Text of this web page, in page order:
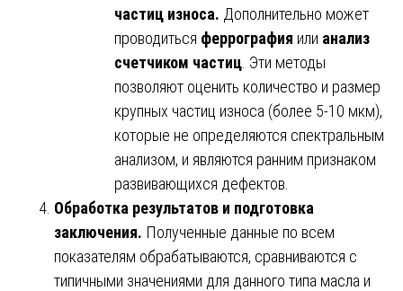
частиц износа. Дополнительно может
проводиться феррография или анализ
счетчиком частиц . Эти методы
позволяют оценить количество и размер
крупных частиц износа (более 5-10 мкм),
которые не определяются спектральным
анализом, и являются ранним признаком
развивающихся дефектов.
Обработка результатов и подготовка
заключения. Полученные данные по всем
показателям обрабатываются, сравниваются с
типичными значениями для данного типа масла и